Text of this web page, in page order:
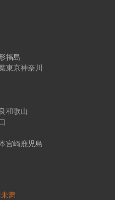
福島
東京神奈川
和歌山
宮崎鹿児島
満